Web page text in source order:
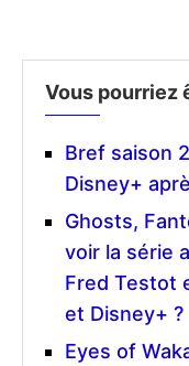
Vous pourriez
Bref saison
Disney+
Ghosts,
voir la série
Fred Testot
et Disney+ ?
Eyes of